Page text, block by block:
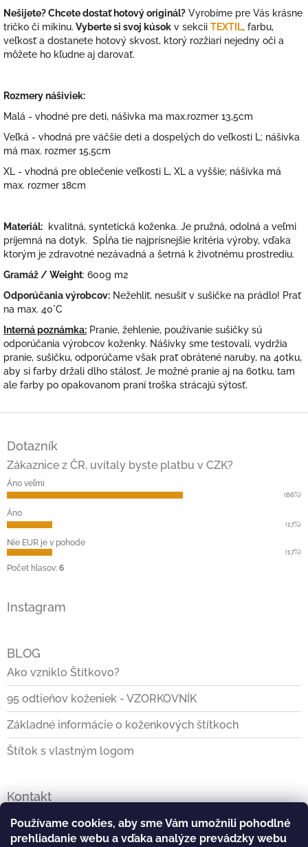
Používame cookies, aby sme Vám umožnili pohodlné
prehliadanie webu a vďaka analýze prevádzky webu
Nešijete? Chcete dostať hotový originál? Vyrobíme pre Vás krásne
tričko či mikinu. Vyberte si svoj kúsok v sekcii TEXTIL, farbu,
veľkosť a dostanete hotový skvost, ktorý rozžiari nejedny oči a
môžete ho kľudne aj darovať.
Rozmery nášiviek:
Malá - vhodné pre deti, nášivka ma max.rozmer 13,5cm
Veľká - vhodná pre väčšie deti a dospelých do veľkosti L; nášivka
má max. rozmer 15,5cm
XL - vhodná pre oblečenie veľkosti L, XL a vyššie; nášivka má
max. rozmer 18cm
Materiál: kvalitná, syntetická koženka. Je pružná, odolná a veľmi
príjemná na dotyk. Spĺňa tie najprísnejšie kritéria výroby, vďaka
ktorým je zdravotné nezávadná a šetrná k životnému prostrediu.
Gramáž / Weight: 600g m2
Odporúčania výrobcov: Nežehliť, nesušiť v sušičke na prádlo! Prať
na max. 40°C
Interná poznámka: Pranie, žehlenie, používanie sušičky sú
odporúčania výrobcov koženky. Nášivky sme testovali, vydržia
pranie, sušičku, odporúčame však prať obrátené naruby, na 40tku,
aby si farby držali dlho stálosť. Je možné pranie aj na 60tku, tam
ale farby po opakovanom praní troška strácajú sýtosť.
e
Dotazník
Zákaznice z ČR, uvítaly byste platbu v CZK?
Áno veľmi
(66%)
Áno
(17%)
Nie EUR je v pohode
(17%)
Počet hlasov: 6
Instagram
BLOG
Ako vzniklo Štítkovo?
95 odtieňov koženiek - VZORKOVNÍK
Základné informácie o koženkových štítkoch
Štítok s vlastným logom
Kontakt
info@stitkovo.sk